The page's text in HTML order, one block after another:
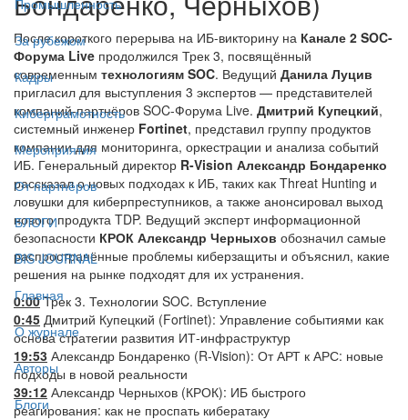
Промышленность
За рубежом
Кадры
Киберграмотность
Мероприятия
От партнёров
БЛОГИ
BIS JOURNAL
Главная
О журнале
Авторы
Блоги
После короткого перерыва на ИБ-викторину на Канале 2 SOC-
Форума Live продолжился Трек 3, посвящённый
современным технологиям SOC. Ведущий Данила Луцив
пригласил для выступления 3 экспертов — представителей
компаний-партнёров SOC-Форума Live. Дмитрий Купецкий,
системный инженер Fortinet, представил группу продуктов
компании для мониторинга, оркестрации и анализа событий
ИБ. Генеральный директор R-Vision Александр Бондаренко
рассказал о новых подходах к ИБ, таких как Threat Hunting и
ловушки для киберпреступников, а также анонсировал выход
нового продукта TDP. Ведущий эксперт информационной
безопасности КРОК Александр Черныхов обозначил самые
распространённые проблемы киберзащиты и объяснил, какие
решения на рынке подходят для их устранения.
0:00Трек 3. Технологии SOC. Вступление
0:45 Дмитрий Купецкий (Fortinet): Управление событиями как
основа стратегии развития ИТ-инфраструктур
19:53 Александр Бондаренко (R-Vision): От АРТ к АРС: новые
подходы в новой реальности
39:12 Александр Черныхов (КРОК): ИБ быстрого
реагирования: как не проспать кибератаку